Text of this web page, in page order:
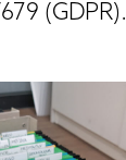
(GDPR).